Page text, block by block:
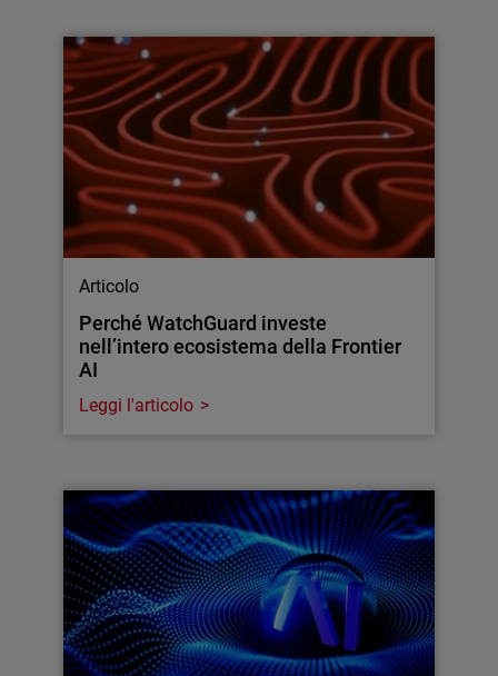
Articolo
Perché WatchGuard investe
nell’intero ecosistema della Frontier
AI
Leggi l'articolo